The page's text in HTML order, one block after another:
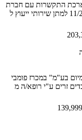
התקשרות עם חברת
בע"מ" במכרז פומבי